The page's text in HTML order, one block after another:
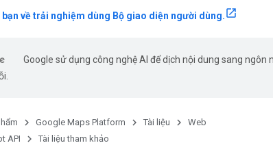
bạn về trải nghiệm dùng Bộ giao diện người dùng.
Google sử dụng công nghệ AI để dịch nội dung sang ngôn
Google Maps Platform Tài liệu
Web
API
Tài liệu tham khảo